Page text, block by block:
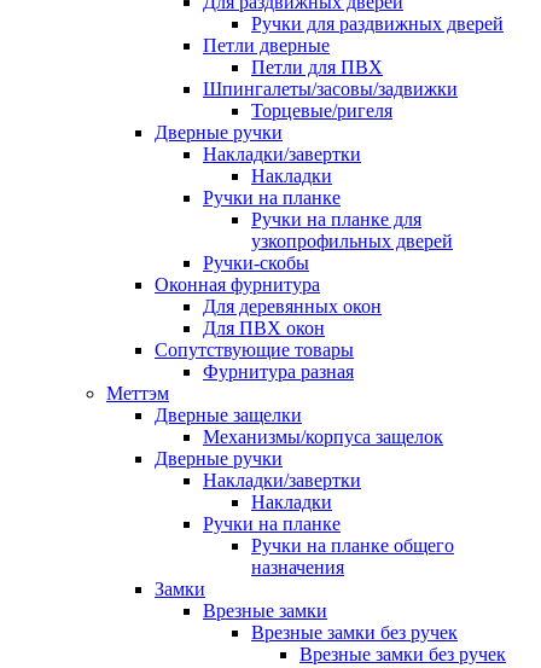
Ручки для раздвижных дверей
Петли дверные
Петли для ПВХ
Шпингалеты/засовы/задвижки
Торцевые/ригеля
Дверные ручки
Накладки/завертки
Накладки
Ручки на планке
Ручки на планке для
узкопрофильных дверей
Ручки-скобы
Оконная фурнитура
Для деревянных окон
Для ПВХ окон
Сопутствующие товары
Фурнитура разная
Меттэм
Дверные защелки
Механизмы/корпуса защелок
Дверные ручки
Накладки/завертки
Накладки
Ручки на планке
Ручки на планке общего
назначения
Замки
Врезные замки
Врезные замки без ручек
Врезные замки без ручек